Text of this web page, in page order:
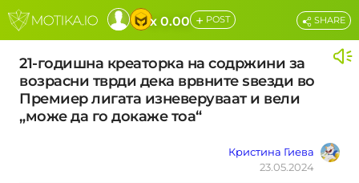
x 0.00 + POST
21-годишна креаторка на содржини за
возрасни тврди дека врвните ѕвезди во
Премиер лигата изневеруваат и вели
„може да го докаже тоа“
Кристина Гиева
23.05.2024
SHARE